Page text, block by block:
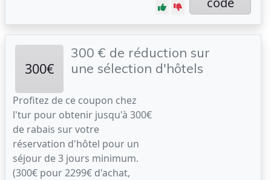
300€
300 € de réduction sur
une sélection d'hôtels
Profitez de ce coupon chez
l'tur pour obtenir jusqu'à 300€
de rabais sur votre
réservation d'hôtel pour un
séjour de 3 jours minimum.
(300€ pour 2299€ d'achat,